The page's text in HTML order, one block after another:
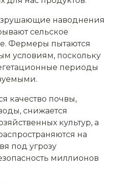
наводнения
сельское
Фермеры пытаются
условиям, поскольку
периоды
качество почвы,
снижается
культур, а
на
под угрозу
миллионов